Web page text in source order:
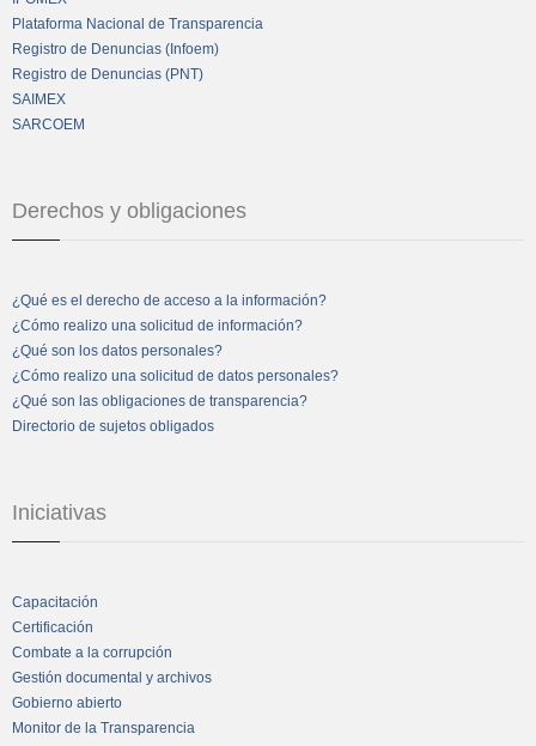
Plataforma Nacional de Transparencia
Registro de Denuncias (Infoem)
Registro de Denuncias (PNT)
SAIMEX
SARCOEM
Derechos y obligaciones
¿Qué es el derecho de acceso a la información?
¿Cómo realizo una solicitud de información?
¿Qué son los datos personales?
¿Cómo realizo una solicitud de datos personales?
¿Qué son las obligaciones de transparencia?
Directorio de sujetos obligados
Iniciativas
Capacitación
Certificación
Combate a la corrupción
Gestión documental y archivos
Gobierno abierto
Monitor de la Transparencia